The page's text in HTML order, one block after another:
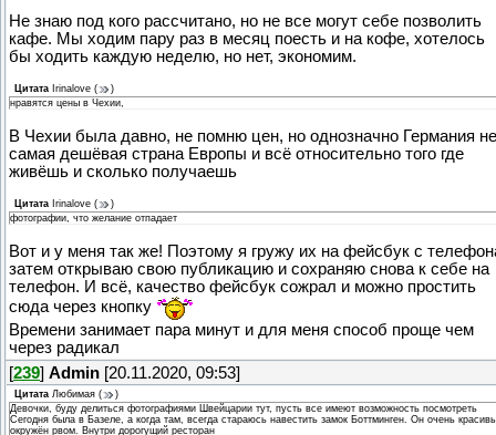
Не знаю под кого рассчитано, но не все могут себе позволить
кафе. Мы ходим пару раз в месяц поесть и на кофе, хотелось
бы ходить каждую неделю, но нет, экономим.
Цитата Irinalove (
)
нравятся цены в Чехии,
В Чехии была давно, не помню цен, но однозначно Германия не
самая дешёвая страна Европы и всё относительно того где
живёшь и сколько получаешь
Цитата Irinalove (
)
фотографии, что желание отпадает
Вот и у меня так же! Поэтому я гружу их на фейсбук с
затем открываю свою публикацию и сохраняю снова к себе на
телефон. И всё, качество фейсбук сожрал и можно простить
сюда через кнопку
Времени занимает пара минут и для меня способ проще чем
через радикал
[239] Admin [20.11.2020, 09:53]
Цитата Любимая (
)
Девочки, буду делиться фотографиями Швейцарии тут, пусть все имеют возможность посмотреть
Сегодня была в Базеле, а когда там, всегда стараюсь навестить замок Боттминген. Он очень
окружён рвом. Внутри дорогущий ресторан